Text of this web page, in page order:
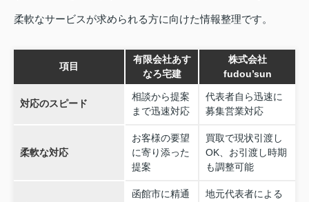
柔軟なサービスが求められる方に向けた情報整理です。
項目
有限会社あす
なろ宅建
株式会社
fudou’sun
対応のスピード
相談から提案
まで迅速対応
代表者自ら迅速に
募集営業対応
柔軟な対応
お客様の要望
に寄り添った
提案
買取で現状引渡し
OK、お引渡し時期
も調整可能
函館市に精通
地元代表者による